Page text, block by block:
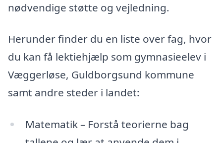
nødvendige støtte og vejledning.
Herunder finder du en liste over fag, hvor
du kan få lektiehjælp som gymnasieelev i
Væggerløse, Guldborgsund kommune
samt andre steder i landet:
Matematik – Forstå teorierne bag